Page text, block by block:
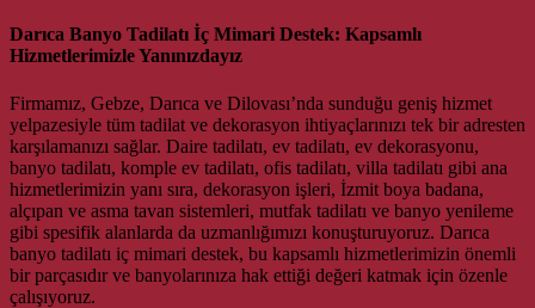
Darıca Banyo Tadilatı İç Mimari Destek: Kapsamlı
Hizmetlerimizle Yanınızdayız
Firmamız, Gebze, Darıca ve Dilovası’nda sunduğu geniş hizmet
yelpazesiyle tüm tadilat ve dekorasyon ihtiyaçlarınızı tek bir adresten
karşılamanızı sağlar. Daire tadilatı, ev tadilatı, ev dekorasyonu,
banyo tadilatı, komple ev tadilatı, ofis tadilatı, villa tadilatı gibi ana
hizmetlerimizin yanı sıra, dekorasyon işleri, İzmit boya badana,
alçıpan ve asma tavan sistemleri, mutfak tadilatı ve banyo yenileme
gibi spesifik alanlarda da uzmanlığımızı konuşturuyoruz. Darıca
banyo tadilatı iç mimari destek, bu kapsamlı hizmetlerimizin önemli
bir parçasıdır ve banyolarınıza hak ettiği değeri katmak için özenle
çalışıyoruz.